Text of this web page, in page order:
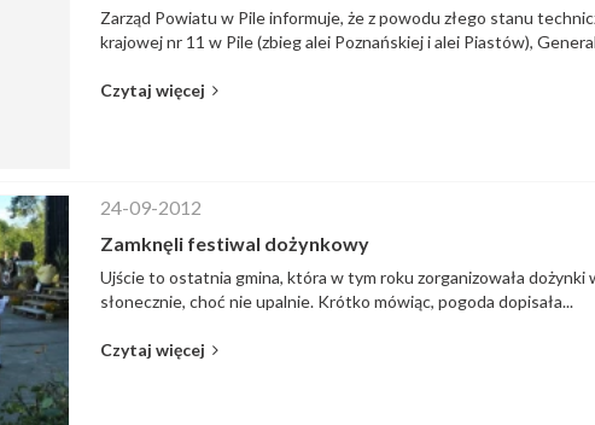
Zarząd Powiatu w Pile informuje, że z powodu złego stanu
krajowej nr 11 w Pile (zbieg alei Poznańskiej i alei Piastów),
Czytaj więcej
24-09-2012
Zamknęli festiwal dożynkowy
Ujście to ostatnia gmina, która w tym roku zorganizowała
słonecznie, choć nie upalnie. Krótko mówiąc, pogoda dopisała...
Czytaj więcej